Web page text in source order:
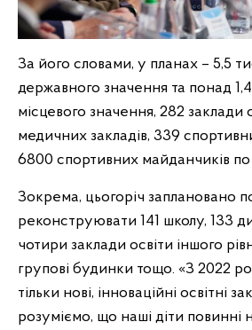
За його словами, у планах – 5,5
державного значення та понад
місцевого значення, 282 заклади
медичних закладів, 339
6800 спортивних майданчиків по
Зокрема, цьогоріч заплановано
реконструювати 141 школу, 133
чотири заклади освіти іншого
групові будинки тощо. «З 2022
тільки нові, інноваційні освітні
розуміємо, що наші діти повинні